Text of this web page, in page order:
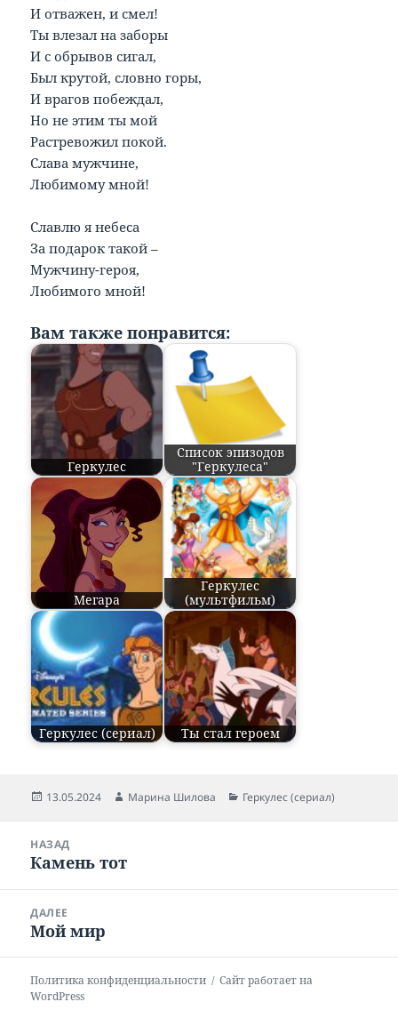
И отважен, и смел!
Ты влезал на заборы
И с обрывов сигал,
Был крутой, словно горы,
И врагов побеждал,
Но не этим ты мой
Растревожил покой.
Слава мужчине,
Любимому мной!
Славлю я небеса
За подарок такой –
Мужчину-героя,
Любимого мной!
Вам также понравится:
Геркулес
Список эпизодов
"Геркулеса"
Мегара
Геркулес
(мультфильм)
Геркулес (сериал) Ты стал героем
Опубликовано
13.05.2024 Автор
Марина Шилова Рубрики
Геркулес (сериал)
НАЗАД
Предыдущая
Камень тот
ДАЛЕЕ
Следующая
Мой мир
Политика конфиденциальности
Сайт работает на
WordPress